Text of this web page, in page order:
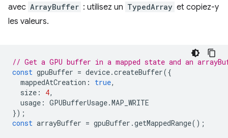
avec ArrayBuffer : utilisez un TypedArray et copiez-y
les valeurs.
// Get a GPU buffer in a mapped state and an
const gpuBuffer = device.createBuffer({
mappedAtCreation : true,
size : 4,
usage : GPUBufferUsage.MAP_WRITE
});
const arrayBuffer = gpuBuffer .getMappedRange();